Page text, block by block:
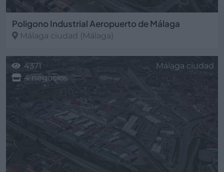
Poligono Industrial Aeropuerto de Málaga
Málaga ciudad (Málaga)
4371
Málaga ciudad
4 negocios